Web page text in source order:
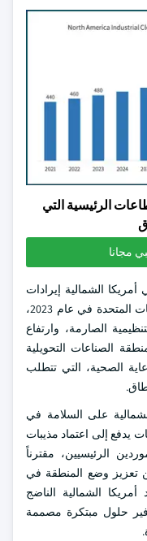
الرئيسية التي
مجانا
الشمالية إيرادات
قدرها 480 مليون دولار من دولارات الولايات المتحدة في عام 2023،
الصارمة، وارتفاع
الصناعات التحويلية
الصحية، التي تتطلب
على السلامة في
يدفع إلى اعتماد مذيبات
الرئيسيين، مقترناً
تعزيز وضع المنطقة في
الشمالية الناضج
حلول مبتكرة مصممة